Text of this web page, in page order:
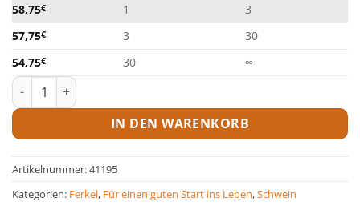
58,75€ 1
3
57,75€ 3
30
54,75€ 30
∞
WiMa-Mirakel® Cassi - 25 kg Sack Menge
IN DEN WARENKORB
Artikelnummer:41195
Kategorien: Ferkel, Für einen guten Start ins Leben,Schwein